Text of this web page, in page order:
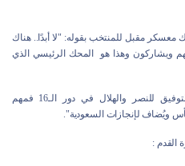
مقبل للمنتخب بقوله: "لا أبدًا.. هناك
ويشاركون وهذا هو المحك الرئيسي الذي
وأتم المسحل تصريحاته بقوله: "أتمنى التوفيق للنصر والهلال في دور الـ16 فمهم
ويُضاف لإنجازات السعودية".
القدم :